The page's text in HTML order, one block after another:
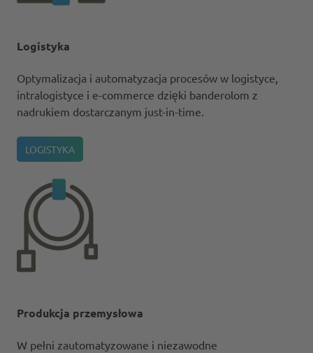
Logistyka
Optymalizacja i automatyzacja procesów w logistyce,
intralogistyce i e-commerce dzięki banderolom z
nadrukiem dostarczanym just-in-time.
LOGISTYKA
Produkcja przemysłowa
W pełni zautomatyzowane i niezawodne